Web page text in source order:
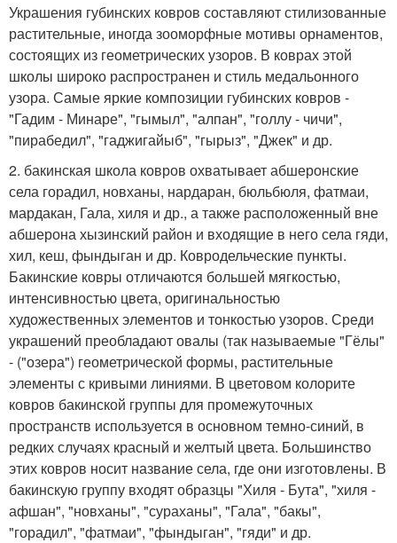
Украшения губинских ковров составляют стилизованные
растительные, иногда зооморфные мотивы орнаментов,
состоящих из геометрических узоров. В коврах этой
школы широко распространен и стиль медальонного
узора. Самые яркие композиции губинских ковров -
"Гадим - Минаре", "гымыл", "алпан", "голлу - чичи",
"пирабедил", "гаджигайыб", "гырыз", "Джек" и др.
2. бакинская школа ковров охватывает абшеронские
села горадил, новханы, нардаран, бюльбюля, фатмаи,
мардакан, Гала, хиля и др., а также расположенный вне
абшерона хызинский район и входящие в него села гяди,
хил, кеш, фындыган и др. Ковродельческие пункты.
Бакинские ковры отличаются большей мягкостью,
интенсивностью цвета, оригинальностью
художественных элементов и тонкостью узоров. Среди
украшений преобладают овалы (так называемые "Гёлы"
- ("озера") геометрической формы, растительные
элементы с кривыми линиями. В цветовом колорите
ковров бакинской группы для промежуточных
пространств используется в основном темно-синий, в
редких случаях красный и желтый цвета. Большинство
этих ковров носит название села, где они изготовлены. В
бакинскую группу входят образцы "Хиля - Бута", "хиля -
афшан", "новханы", "сураханы", "Гала", "бакы",
"горадил", "фатмаи", "фындыган", "гяди" и др.